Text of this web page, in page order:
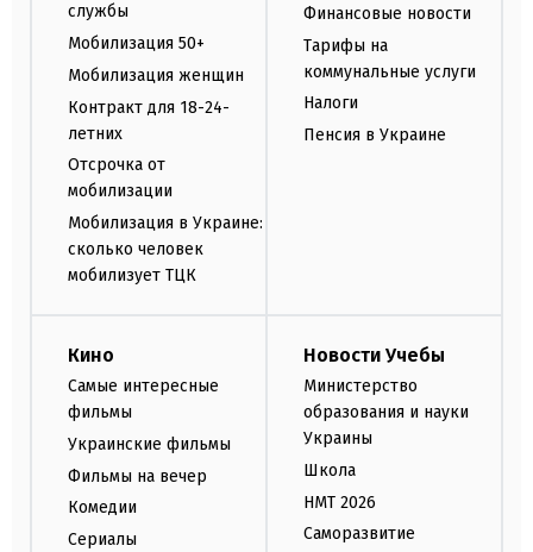
службы
Мобилизация 50+
Мобилизация женщин
Контракт для 18-24-
летних
Отсрочка от
мобилизации
Мобилизация в Украине:
сколько человек
мобилизует ТЦК
Финансовые новости
Тарифы на
коммунальные услуги
Налоги
Пенсия в Украине
Кино
Самые интересные
фильмы
Украинские фильмы
Фильмы на вечер
Комедии
Сериалы
Новости Учебы
Министерство
образования и науки
Украины
Школа
НМТ 2026
Саморазвитие